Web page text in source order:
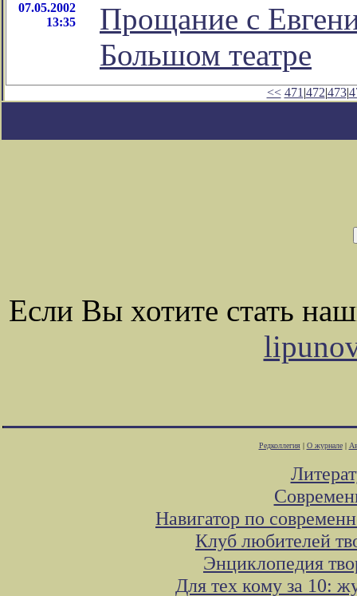
07.05.2002
13:35
Прощание с
Большом театре
<< 471 |472|473|
Если Вы хотите стать
Редколлегия| О журнале|
Навигатор по
Клуб любителей
Энциклопедия
Для тех кому за 10: